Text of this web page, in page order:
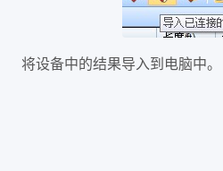
将设备中的结果导入到电脑中。